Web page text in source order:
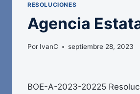
RESOLUCIONES
Agencia
Por IvanC septiembre 28, 2023
BOE-A-2023-20225